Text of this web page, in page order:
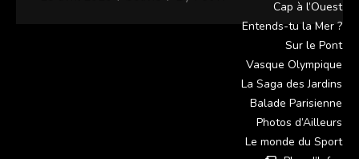
Cap à l’Ouest
Entends-tu la Mer ?
Sur le Pont
Vasque Olympique
La Saga des Jardins
Balade Parisienne
Photos d’Ailleurs
Le monde du Sport